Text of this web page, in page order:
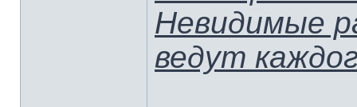
Невидимые
ведут